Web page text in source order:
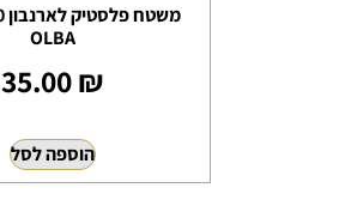
OLBA
35.00₪
הוספה לסל